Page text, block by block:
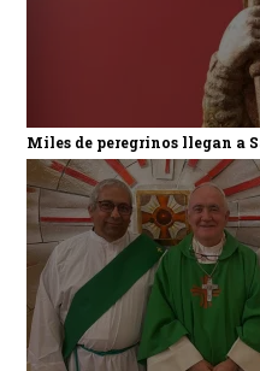
Miles de peregrinos llegan a